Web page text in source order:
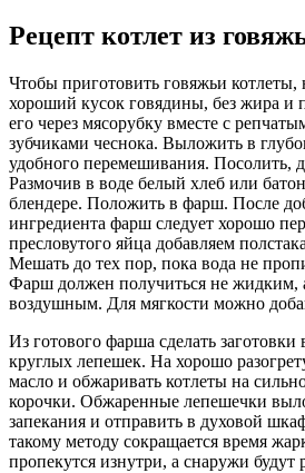
Рецепт котлет из
Чтобы приготовить говяжьи котлеты,
хороший кусок говядины, без жира и
его через мясорубку вместе с
зубчиками чеснока. Выложить в
удобного перемешивания. Посолить,
Размочив в воде белый хлеб или
блендере. Положить в фарш. После
ингредиента фарш следует хорошо
пресловутого яйца добавляем
Мешать до тех пор, пока вода не
Фарш должен получиться не жидким,
воздушным. Для мягкости можно
Из готового фарша сделать
круглых лепешек. На хорошо
масло и обжаривать котлеты на
корочки. Обжаренные лепешечки
запекания и отправить в духовой
такому методу сокращается время
пропекутся изнутри, а снаружи